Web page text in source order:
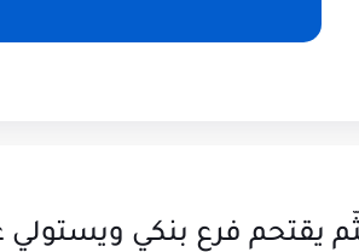
يقتحم فرع بنكي